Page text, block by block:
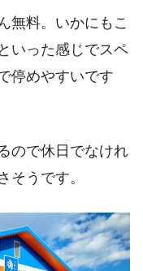
無料。いかにもこ
いった感じでスペ
停めやすいです
ので休日でなけれ
うです。